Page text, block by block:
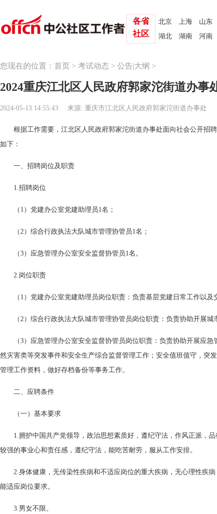
北京 上海
山东
湖北
湖南 河南
各省
社区
您现在的位置： 首页 > 考试动态 > 公告|大纲 >
2024重庆江北区人民政府郭家沱街道办事
2024-05-13 14:55:43 来源: 重庆市江北区人民政府郭家沱街道办事处
根据工作需要，江北区人民政府郭家沱街道办事处面向社会公开招
如下：
一、招聘岗位及职责
1.招聘岗位
（1）党建办公室党建助理员1名；
（2）综合行政执法大队城市管理协管员1名；
（3）应急管理办公室安全监督协管员1名。
2.岗位职责
（1）党建办公室党建助理员岗位职责：负责基层党建日常工作以及
（2）综合行政执法大队城市管理协管员岗位职责：负责协助开展城
（3）应急管理办公室安全监督协管员岗位职责：负责协助开展应
然灾害类等突发事件和安全生产综合监督管理工作；安全值班值守，突
管理工作资料，做好存档备份等事务工作。
二、应聘条件
（一）基本要求
1.拥护中国共产党领导，政治思想素质好，遵纪守法，作风正派，
较强的事业心和责任感，遵纪守法，能吃苦耐劳，服从工作安排。
2.身体健康，无传染性疾病和不适应岗位的重大疾病，无心理性疾
能适应岗位要求。
3.男女不限。